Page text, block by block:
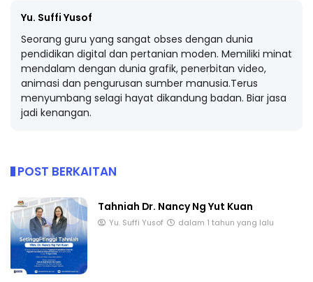
Yu. Suffi Yusof
Seorang guru yang sangat obses dengan dunia
pendidikan digital dan pertanian moden. Memiliki minat
mendalam dengan dunia grafik, penerbitan video,
animasi dan pengurusan sumber manusia.Terus
menyumbang selagi hayat dikandung badan. Biar jasa
jadi kenangan.
POST BERKAITAN
Tahniah Dr. Nancy Ng Yut Kuan
Yu. Suffi Yusof dalam 1 tahun yang lalu